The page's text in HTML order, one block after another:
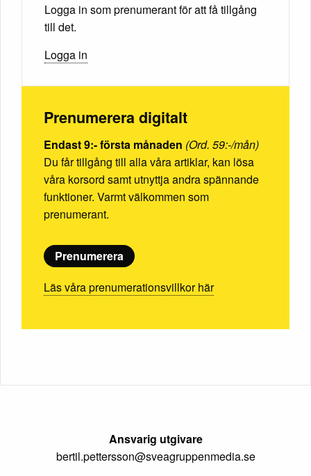
Logga in som prenumerant för att få tillgång
till det.
Logga in
Prenumerera digitalt
Endast 9:- första månaden (Ord. 59:-/mån)
Du får tillgång till alla våra artiklar, kan lösa
våra korsord samt utnyttja andra spännande
funktioner. Varmt välkommen som
prenumerant.
Prenumerera
Läs våra prenumerationsvillkor här
Ansvarig utgivare
bertil.pettersson@sveagruppenmedia.se